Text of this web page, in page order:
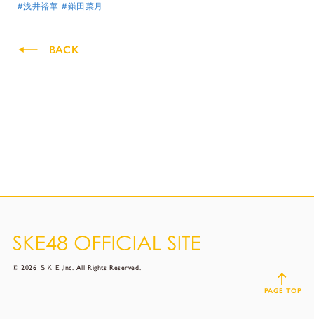
#浅井裕華 #鎌田菜月
BACK
© 2026 ＳＫＥ,Inc. All Rights Reserved.
PAGE TOP